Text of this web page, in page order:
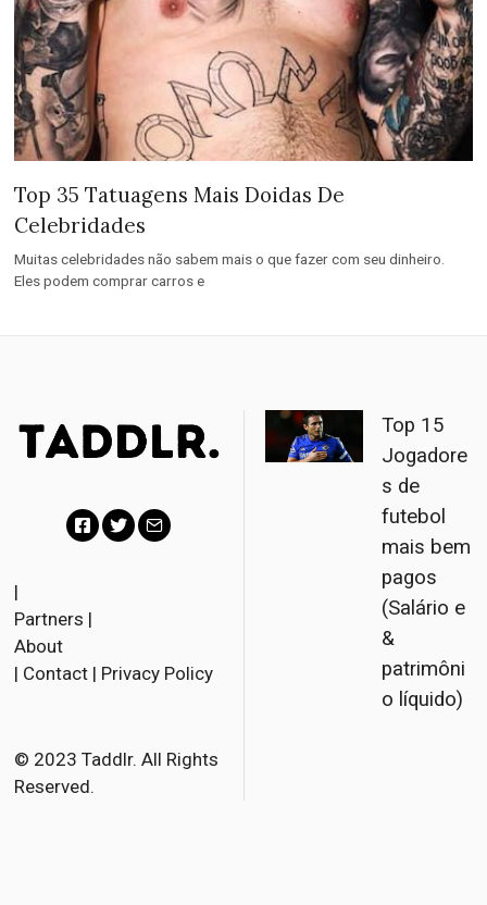
Top 35 Tatuagens Mais Doidas De
Celebridades
Muitas celebridades não sabem mais o que fazer com seu dinheiro.
Eles podem comprar carros e
c
o
k
r
l
|
Partners |
About
| Contact | Privacy Policy
© 2023 Taddlr. All Rights
Reserved.
Top 15
Jogadore
s de
futebol
mais bem
pagos
(Salário e
&
patrimôni
o líquido)